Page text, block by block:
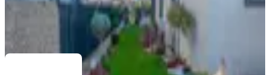
Dağıstan İnan